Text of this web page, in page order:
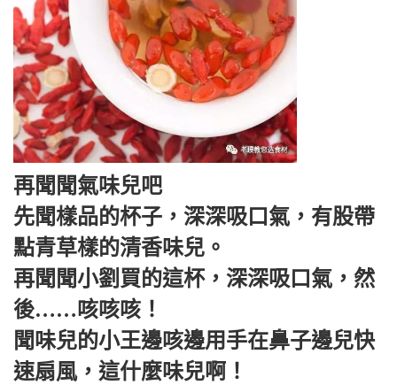
再聞聞氣味兒吧
先聞樣品的杯子，深深吸口氣，有股帶
點青草樣的清香味兒。
再聞聞小劉買的這杯，深深吸口氣，然
後……咳咳咳！
聞味兒的小王邊咳邊用手在鼻子邊兒快
速扇風，這什麼味兒啊！